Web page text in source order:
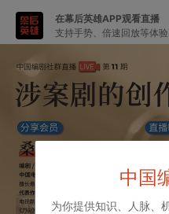
在幕后英雄APP观看直播
支持手势、倍速回放等体
中国
为你提供知识、人脉、